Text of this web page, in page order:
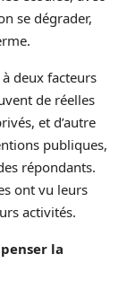
se dégrader,
deux facteurs
de réelles
et d’autre
publiques,
répondants.
ont vu leurs
activités.
la